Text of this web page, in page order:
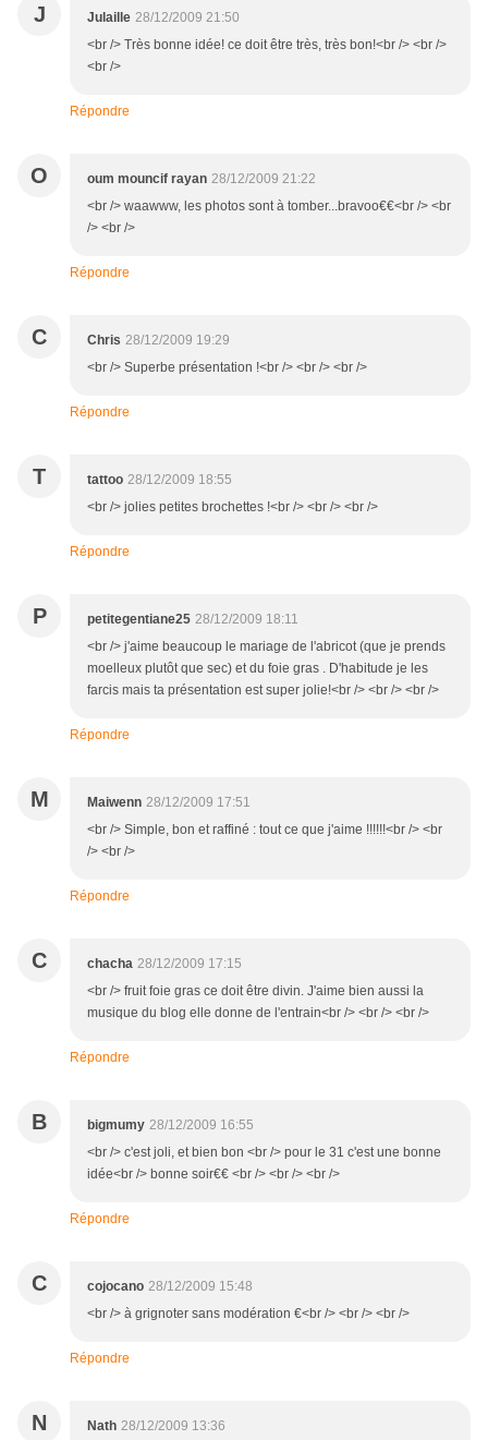
J Julaille 28/12/2009 21:50
<br /> Très bonne idée! ce doit être très, très bon!<br /> <br />
<br />
Répondre
O oum mouncif rayan 28/12/2009 21:22
<br /> waawww, les photos sont à tomber...bravoo€€<br /> <br
/> <br />
Répondre
C Chris 28/12/2009 19:29
<br /> Superbe présentation !<br /> <br /> <br />
Répondre
T tattoo 28/12/2009 18:55
<br /> jolies petites brochettes !<br /> <br /> <br />
Répondre
P petitegentiane25 28/12/2009 18:11
<br /> j'aime beaucoup le mariage de l'abricot (que je prends
moelleux plutôt que sec) et du foie gras . D'habitude je les
farcis mais ta présentation est super jolie!<br /> <br /> <br />
Répondre
M Maiwenn 28/12/2009 17:51
<br /> Simple, bon et raffiné : tout ce que j'aime !!!!!!<br /> <br
/> <br />
Répondre
C chacha 28/12/2009 17:15
<br /> fruit foie gras ce doit être divin. J'aime bien aussi la
musique du blog elle donne de l'entrain<br /> <br /> <br />
Répondre
B bigmumy 28/12/2009 16:55
<br /> c'est joli, et bien bon <br /> pour le 31 c'est une bonne
idée<br /> bonne soir€€ <br /> <br /> <br />
Répondre
C cojocano 28/12/2009 15:48
<br /> à grignoter sans modération €<br /> <br /> <br />
Répondre
N Nath 28/12/2009 13:36